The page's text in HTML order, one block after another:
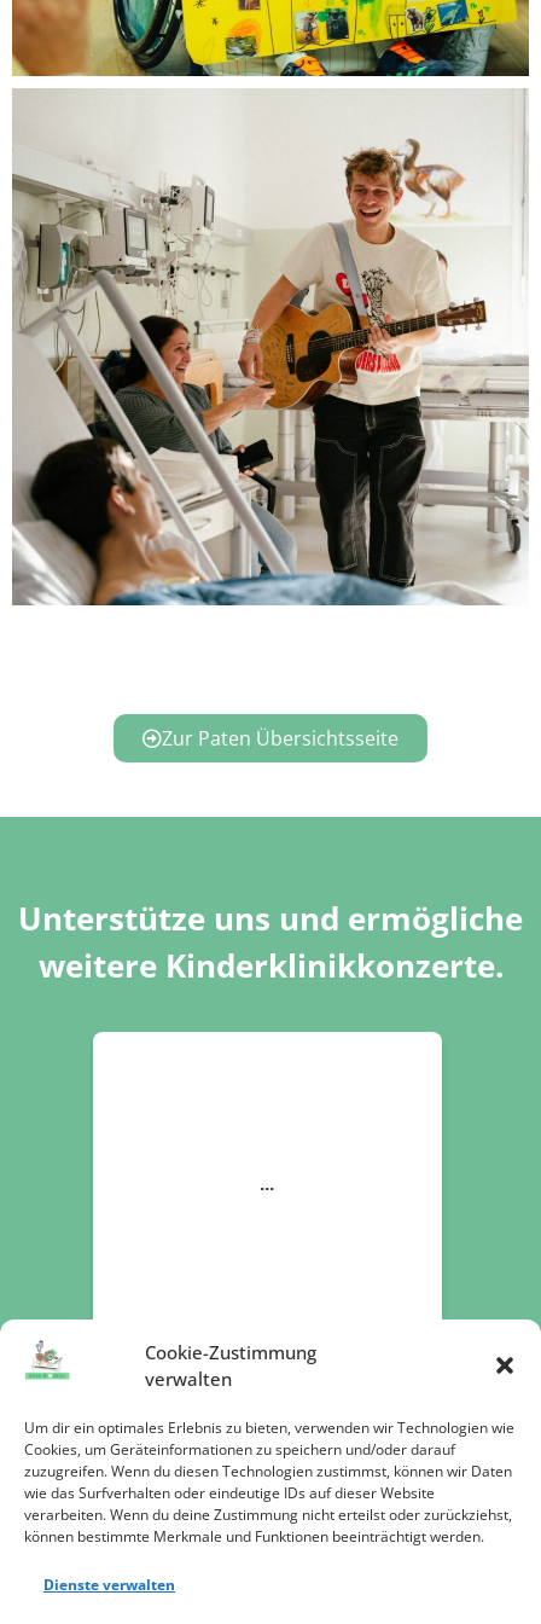
Cookie-Zustimmung
verwalten
Um dir ein optimales Erlebnis zu bieten, verwenden wir Technologien wie
Cookies, um Geräteinformationen zu speichern und/oder darauf
zuzugreifen. Wenn du diesen Technologien zustimmst, können wir Daten
wie das Surfverhalten oder eindeutige IDs auf dieser Website
verarbeiten. Wenn du deine Zustimmung nicht erteilst oder zurückziehst,
können bestimmte Merkmale und Funktionen beeinträchtigt werden.
Dienste verwalten
Zur Paten Übersichtsseite
Unterstütze uns und ermögliche
weitere Kinderklinikkonzerte.
Jetzt spenden